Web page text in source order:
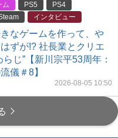
ム PS5
PS4
インタビュー
なゲームを作って、や
ずが!? 社長業とクリエ
じ”【新川宗平53周年：
儀＃8】
2026-08-05 10:50